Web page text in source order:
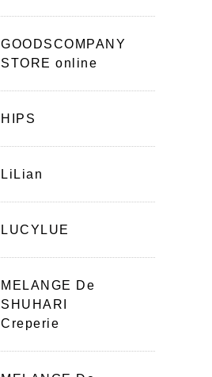
GOODSCOMPANY
STORE online
HIPS
LiLian
LUCYLUE
MELANGE De
SHUHARI
Creperie